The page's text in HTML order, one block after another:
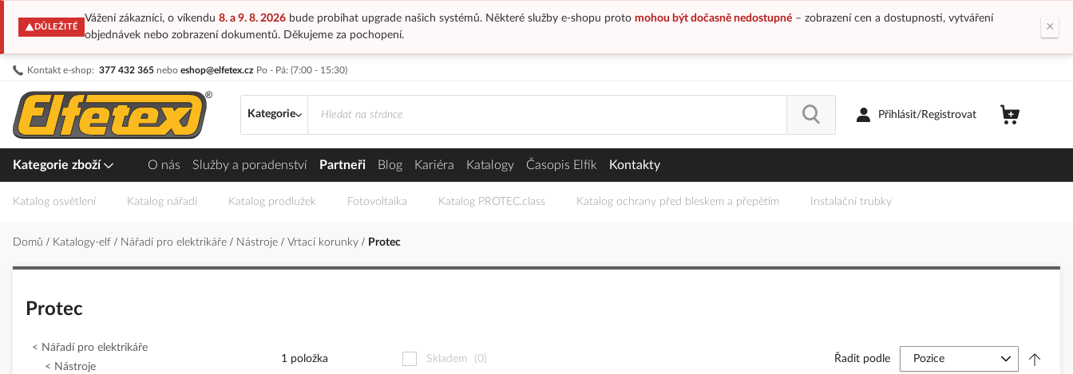
DŮLEŽITÉ
Vážení zákazníci, o víkendu 8. a 9. 8. 2026bude probíhat upgrade našich systémů. Některé služby e-shopu proto mohou být dočasně nedostupné– zobrazení cen a dostupnosti, vytváření
objednávek nebo zobrazení dokumentů. Děkujeme za pochopení.
×
Kontakt e-shop: 377 432 365 nebo eshop@elfetex.cz Po - Pá: (7:00 - 15:30)
Přejít
obsah
Kategorie
Přihlásit/Registrovat
Kategorie zboží O nás Služby a poradenství Partneři Blog Kariéra Katalogy Časopis Elfík Kontakty
Katalog osvětlení Katalog nářadí Katalog prodlužek Fotovoltaika Katalog PROTEC.class Katalog ochrany před bleskem a přepětím Instalační trubky
Domů Katalogy-elf Nářadí pro elektrikáře Nástroje Vrtací korunky Protec
Protec
1 položka Skladem (0) Řadit podle
Nářadí pro elektrikáře
Nástroje